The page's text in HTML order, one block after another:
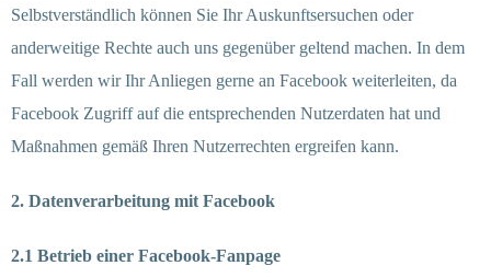
Selbstverständlich können Sie Ihr Auskunftsersuchen oder
anderweitige Rechte auch uns gegenüber geltend machen. In dem
Fall werden wir Ihr Anliegen gerne an Facebook weiterleiten, da
Facebook Zugriff auf die entsprechenden Nutzerdaten hat und
Maßnahmen gemäß Ihren Nutzerrechten ergreifen kann.
2. Datenverarbeitung mit Facebook
2.1 Betrieb einer Facebook-Fanpage